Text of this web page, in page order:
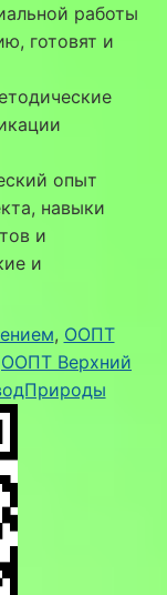
работы
готовят и
опыт
навыки
и
и
, ООПТ
ООПТ Верхний